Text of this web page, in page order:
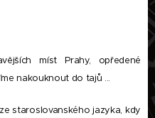
míst Prahy, opředené
nakouknout do tajů ...
staroslovanského jazyka, kdy